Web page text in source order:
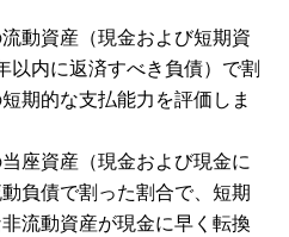
動資産（現金および短期資
以内に返済すべき負債）で割
期的な支払能力を評価しま
座資産（現金および現金に
負債で割った割合で、短期
流動資産が現金に早く転換